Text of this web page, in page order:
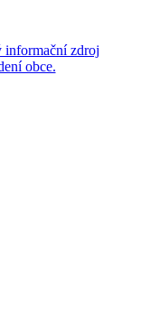
informační zdroj
obce.